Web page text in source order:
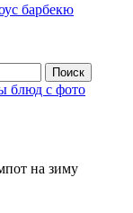
барбекю
блюд с фото
на зиму